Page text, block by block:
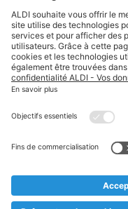
Suivez ALDI
Textes marqués d'un
* Nous vendons ces
au cas où, malgré le
prématurément en
** Sur ce site, l’utilisation